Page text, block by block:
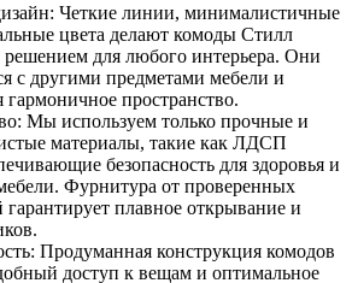
Четкие линии, минималистичные
цвета делают комоды Стилл
для любого интерьера. Они
с другими предметами мебели и
гармоничное пространство.
Мы используем только прочные и
материалы, такие как ЛДСП
безопасность для здоровья и
Фурнитура от проверенных
гарантирует плавное открывание и
Продуманная конструкция комодов
доступ к вещам и оптимальное